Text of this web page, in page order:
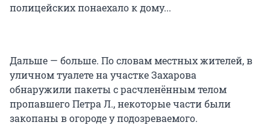
полицейских понаехало к дому...
Дальше — больше. По словам местных жителей, в
уличном туалете на участке Захарова
обнаружили пакеты с расчленённым телом
пропавшего Петра Л., некоторые части были
закопаны в огороде у подозреваемого.